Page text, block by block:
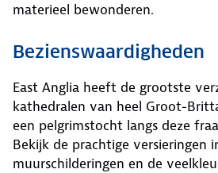
materieel bewonderen.
Bezienswaardigheden
East Anglia heeft de grootste
kathedralen van heel Groot-
een pelgrimstocht langs deze
Bekijk de prachtige versieringen
muurschilderingen en de